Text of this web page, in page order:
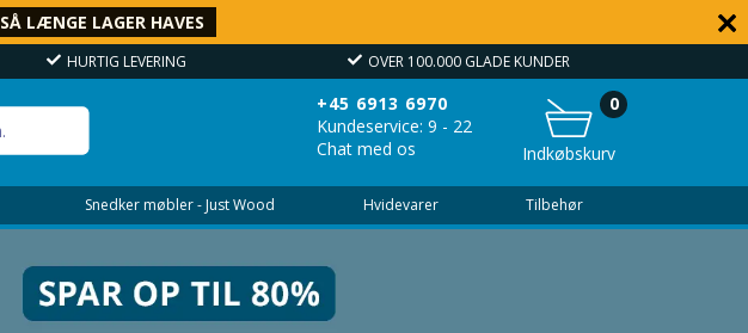
SÅ LÆNGE LAGER HAVES
HURTIG LEVERING OVER 100.000 GLADE KUNDER
+45 6913 6970
Kundeservice: 9 - 22
Chat med os
Indkøbskurv
0
Snedker møbler - Just Wood Hvidevarer Tilbehør